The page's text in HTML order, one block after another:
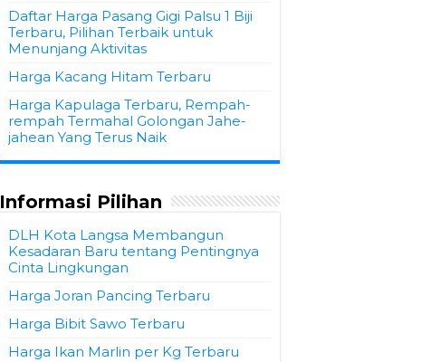
Daftar Harga Pasang Gigi Palsu 1 Biji
Terbaru, Pilihan Terbaik untuk
Menunjang Aktivitas
Harga Kacang Hitam Terbaru
Harga Kapulaga Terbaru, Rempah-
rempah Termahal Golongan Jahe-
jahean Yang Terus Naik
Informasi Pilihan
DLH Kota Langsa Membangun
Kesadaran Baru tentang Pentingnya
Cinta Lingkungan
Harga Joran Pancing Terbaru
Harga Bibit Sawo Terbaru
Harga Ikan Marlin per Kg Terbaru